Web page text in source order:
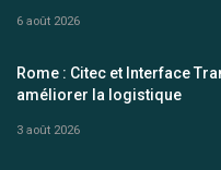
6 août 2026
Rome : Citec et Interface
améliorer la logistique
3 août 2026